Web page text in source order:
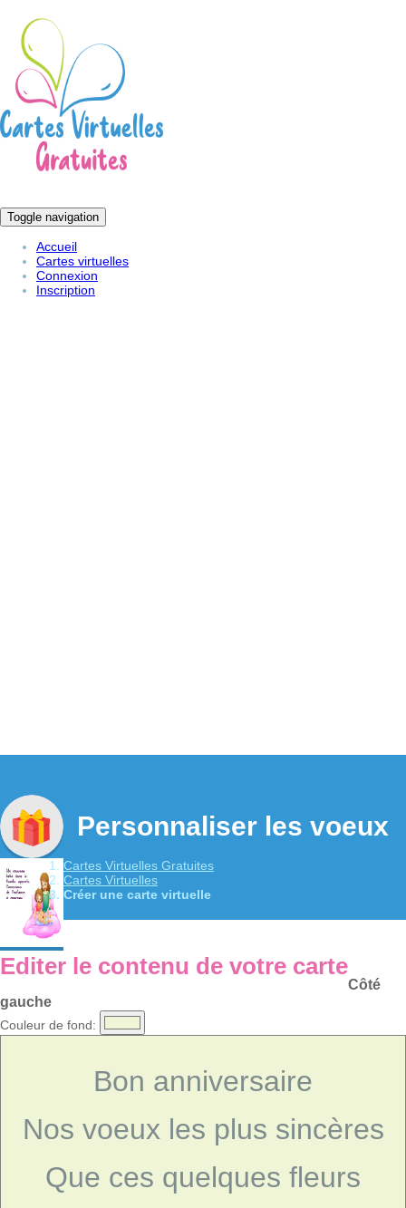
Toggle navigation
Accueil
Cartes virtuelles
Connexion
Inscription
Personnaliser les voeux
Cartes Virtuelles Gratuites
Cartes Virtuelles
Créer une carte virtuelle
Editer le contenu de votre carte
Côté
gauche
Couleur de fond:
Bon anniversaire
Nos voeux les plus sincères
Que ces quelques fleurs